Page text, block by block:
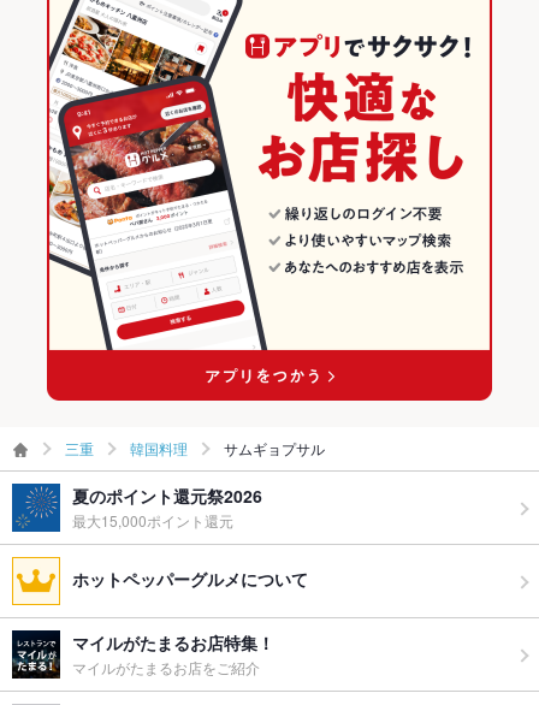
三重 韓国料理 サムギョプサル
夏のポイント還元祭2026
最大15,000ポイント還元
ホットペッパーグルメについて
マイルがたまるお店特集！
マイルがたまるお店をご紹介